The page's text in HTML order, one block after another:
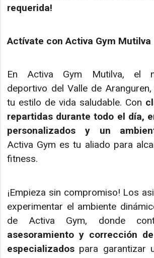
requerida!
Actívate con Activa Gym Mutilva
En Activa Gym Mutilva, el
deportivo del Valle de
tu estilo de vida saludable. Con
repartidas durante todo el día,
personalizados y un
Activa Gym es tu aliado para
fitness.
¡Empieza sin compromiso! Los
experimentar el ambiente
de Activa Gym, donde
asesoramiento y corrección
especializados para garantizar